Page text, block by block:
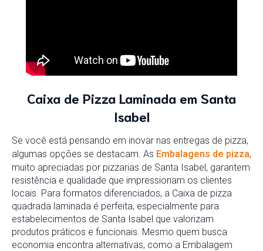
Caixa de Pizza Laminada em Santa
Isabel
Se você está pensando em inovar nas entregas de pizza,
algumas opções se destacam. As Embalagens de pizza,
muito apreciadas por pizzarias de Santa Isabel, garantem
resistência e qualidade que impressionam os clientes
locais. Para formatos diferenciados, a Caixa de pizza
quadrada laminada é perfeita, especialmente para
estabelecimentos de Santa Isabel que valorizam
produtos práticos e funcionais. Mesmo quem busca
economia encontra alternativas, como a Embalagem